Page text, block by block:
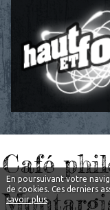
En poursuivant votre
de cookies. Ces derniers
savoir plus.
Café